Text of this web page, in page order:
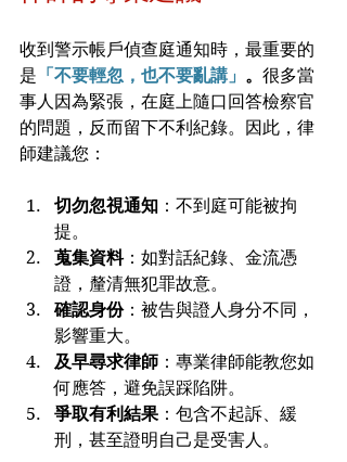
收到警示帳戶偵查庭通知時，最重要的
是 「不要輕忽，也不要亂講」 。 很多當
事人因為緊張，在庭上隨口回答檢察官
的問題，反而留下不利紀錄。因此，律
師建議您：
切勿忽視通知 ：不到庭可能被拘
提。
蒐集資料：如對話紀錄、金流憑
證，釐清無犯罪故意。
確認身份：被告與證人身分不同，
影響重大。
及早尋求律師 ：專業律師能教您如
何應答，避免誤踩陷阱。
爭取有利結果：包含不起訴、緩
刑，甚至證明自己是受害人。